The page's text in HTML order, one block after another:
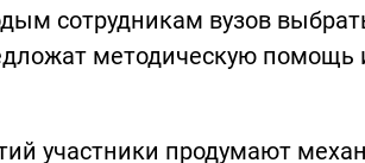
сотрудникам вузов
методическую помощь
участники продумают